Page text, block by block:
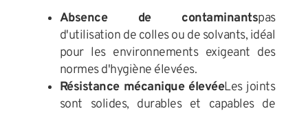
Absence de contaminantspas
d'utilisation de colles ou de solvants, idéal
pour les environnements exigeant des
normes d'hygiène élevées.
Résistance mécanique élevéeLes joints
sont solides, durables et capables de